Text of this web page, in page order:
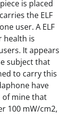
is placed
the ELF
user. A ELF
health is
It appears
subject that
to carry this
have
of mine that
100 mW/cm2,